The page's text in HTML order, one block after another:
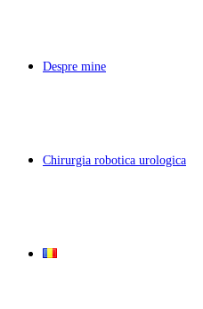
Despre mine
Chirurgia robotica urologica